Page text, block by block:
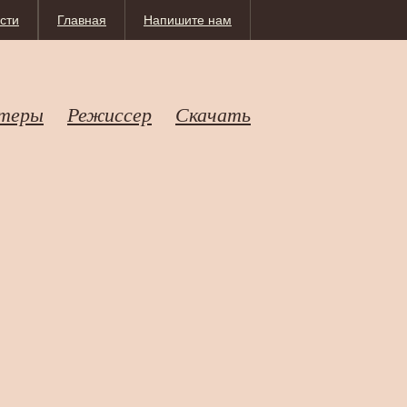
Напишите нам
Главная
Режиссер Скачать